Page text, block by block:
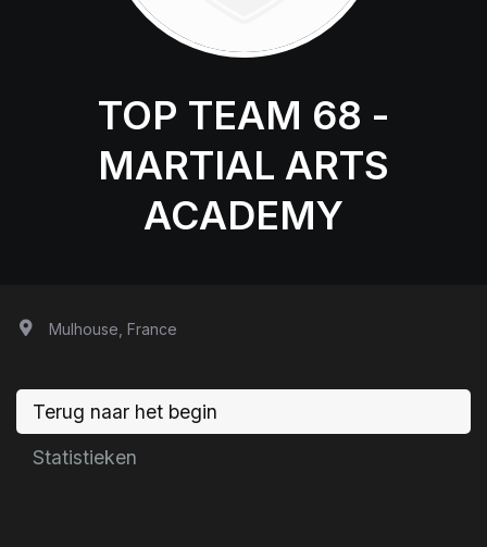
TOP TEAM 68 -
MARTIAL ARTS
ACADEMY
Mulhouse, France
Terug naar het begin
Statistieken